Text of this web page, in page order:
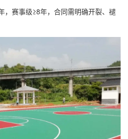
，赛事级≥8年，合同需明确开裂、褪